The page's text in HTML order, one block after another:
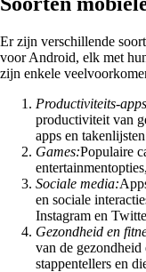
Er zijn verschillende
voor Android, elk met
zijn enkele
Productiviteits-
productiviteit van
apps en
Games:Populaire
Sociale media:
en sociale
Instagram en
Gezondheid en
van de
stappentellers en